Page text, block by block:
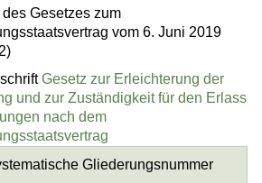
Gesetzes zum
vom 6. Juni 2019
Gesetz zur Erleichterung der
und zur Zuständigkeit für den Erlass
nach dem
Gliederungsnummer